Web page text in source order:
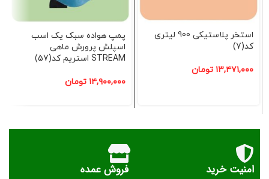
استخر پلاستیکی 900 لیتری
کد(7)
۱۳,۴۷۱,۰۰۰ تومان
پمپ هواده سبک یک اسب
اسپلش پرورش ماهی
STREAM استریم کد(57)
۱۴,۹۰۰,۰۰۰ تومان
امنیت خرید فروش عمده